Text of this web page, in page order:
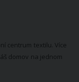
centrum textilu. Více
domov na jednom